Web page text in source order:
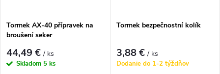
Tormek AX-40 přípravek na
broušení seker
44,49 €/ ks
Skladom 5 ks
Tormek bezpečnostní kolík
3,88 €/ ks
Dodanie do 1-2 týždňov